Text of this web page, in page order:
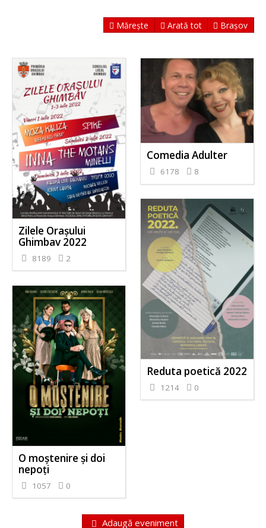
Mărește Arată tot Brașov
Zilele Orașului
Ghimbav 2022
8189 2
Comedia Adulter
6178 8
Reduta poetică 2022
1214 0
O moștenire și doi
nepoți
1057 0
Adaugă eveniment